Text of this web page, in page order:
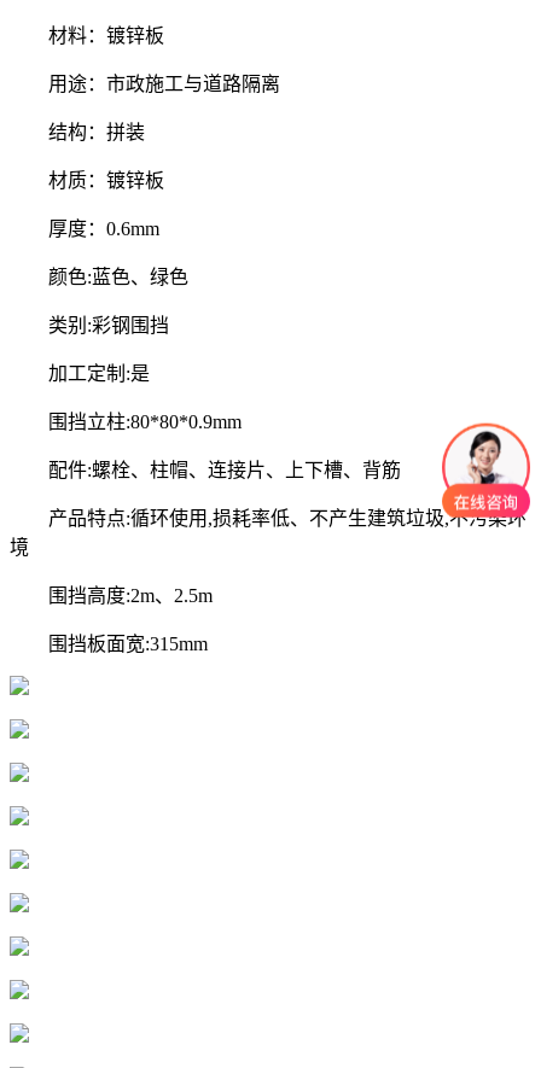
材料：镀锌板
用途：市政施工与道路隔离
结构：拼装
材质：镀锌板
厚度：0.6mm
颜色:蓝色、绿色
类别:彩钢围挡
加工定制:是
围挡立柱:80*80*0.9mm
配件:螺栓、柱帽、连接片、上下槽、背筋
产品特点:循环使用,损耗率低、不产生建筑垃圾,不污染环
境
围挡高度:2m、2.5m
围挡板面宽:315mm